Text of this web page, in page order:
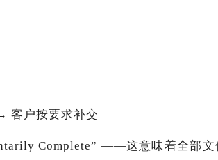
客户按要求补交
Complete” ——这意味着全部文